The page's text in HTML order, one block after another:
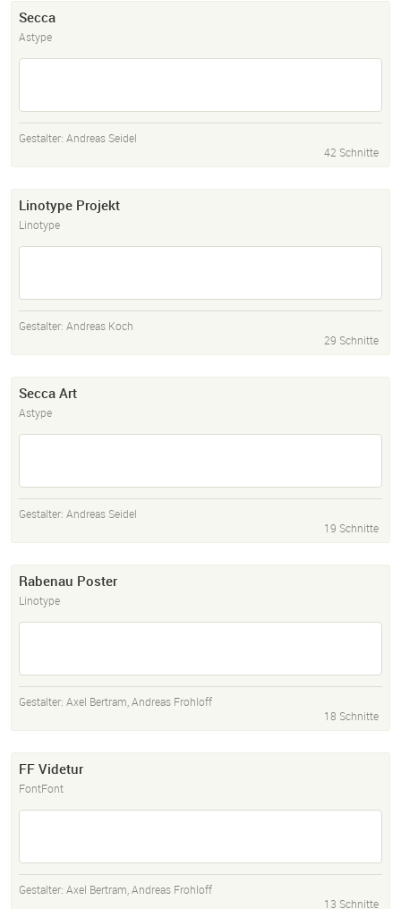
Secca
Astype
Gestalter: Andreas Seidel
42 Schnitte
Linotype Projekt
Linotype
Gestalter: Andreas Koch
29 Schnitte
Secca Art
Astype
Gestalter: Andreas Seidel
19 Schnitte
Rabenau Poster
Linotype
Gestalter: Axel Bertram,Andreas Frohloff
18 Schnitte
FF Videtur
FontFont
Gestalter: Axel Bertram,Andreas Frohloff
13 Schnitte